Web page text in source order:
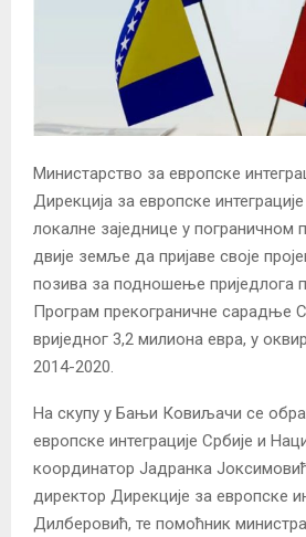
Министарство за европске
Дирекција за европске
локалне заједнице у пограничном
двије земље да пријаве своје
позива за подношење приједлога
Програм прекограничне сарадње
вриједног 3,2 милиона евра, у
2014-2020.
На скупу у Бањи Ковиљачи се
европске интеграције Србије и
координатор Јадранка
директор Дирекције за европске
Дилберовић, те помоћник